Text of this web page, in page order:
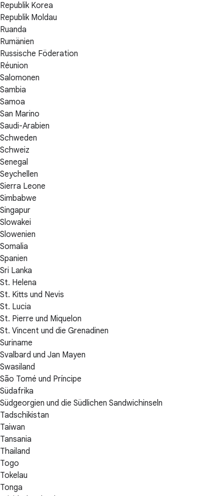
Republik Korea
Republik Moldau
Ruanda
Rumänien
Russische Föderation
Réunion
Salomonen
Sambia
Samoa
San Marino
Saudi-Arabien
Schweden
Schweiz
Senegal
Seychellen
Sierra Leone
Simbabwe
Singapur
Slowakei
Slowenien
Somalia
Spanien
Sri Lanka
St. Helena
St. Kitts und Nevis
St. Lucia
St. Pierre und Miquelon
St. Vincent und die Grenadinen
Suriname
Svalbard und Jan Mayen
Swasiland
São Tomé und Príncipe
Südafrika
Südgeorgien und die Südlichen Sandwichinseln
Tadschikistan
Taiwan
Tansania
Thailand
Togo
Tokelau
Tonga